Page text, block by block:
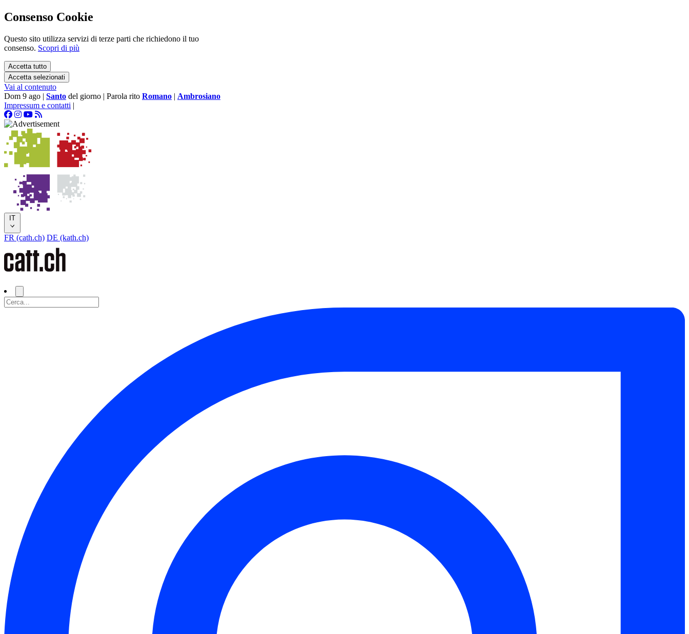
Consenso Cookie
Questo sito utilizza servizi di terze parti che richiedono il tuo
consenso. Scopri di più
Accetta tutto
Accetta selezionati
Vai al contenuto
Dom 9 ago | Santo del giorno | Parola rito Romano | Ambrosiano
Impressum e contatti |
IT
FR (cath.ch) DE (kath.ch)